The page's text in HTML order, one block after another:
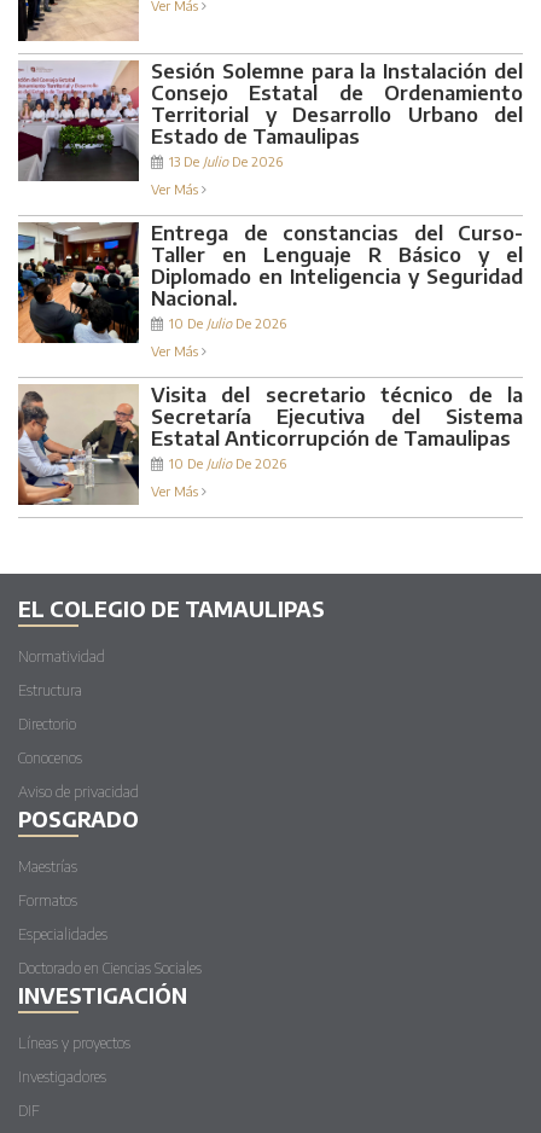
Ver Más
Sesión Solemne para la Instalación del
Consejo Estatal de Ordenamiento
Territorial y Desarrollo Urbano del
Estado de Tamaulipas
13 De JulioDe 2026
Ver Más
Entrega de constancias del Curso-
Taller en Lenguaje R Básico y el
Diplomado en Inteligencia y Seguridad
Nacional.
10 De JulioDe 2026
Ver Más
Visita del secretario técnico de la
Secretaría Ejecutiva del Sistema
Estatal Anticorrupción de Tamaulipas
10 De JulioDe 2026
Ver Más
EL COLEGIO DE TAMAULIPAS
Normatividad
Estructura
Directorio
Conocenos
Aviso de privacidad
POSGRADO
Maestrías
Formatos
Especialidades
Doctorado en Ciencias Sociales
INVESTIGACIÓN
Líneas y proyectos
Investigadores
DIF